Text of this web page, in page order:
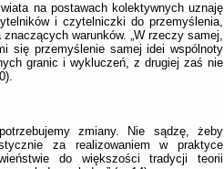
na postawach kolektywnych uznaję
i czytelniczki do przemyślenia,
warunków. „W rzeczy samej,
się przemyślenie samej idei wspólnoty
granic i wykluczeń, z drugiej zaś nie
zmiany. Nie sądzę, żeby
za realizowaniem w praktyce
do większości tradycji teorii